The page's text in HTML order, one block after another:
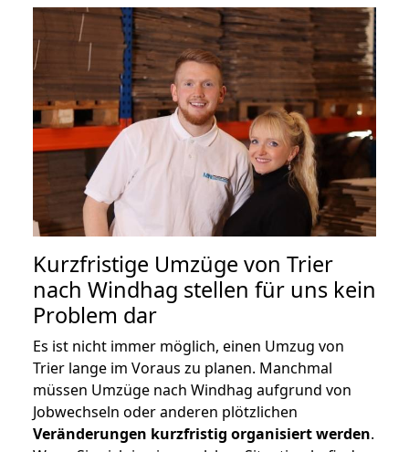
Kurzfristige Umzüge von Trier
nach Windhag stellen für uns kein
Problem dar
Es ist nicht immer möglich, einen Umzug von
Trier lange im Voraus zu planen. Manchmal
müssen Umzüge nach Windhag aufgrund von
Jobwechseln oder anderen plötzlichen
Veränderungen kurzfristig organisiert werden.